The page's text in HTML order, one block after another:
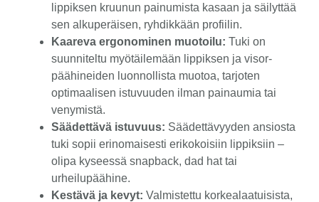
lippiksen kruunun painumista kasaan ja säilyttää
sen alkuperäisen, ryhdikkään profiilin.
Kaareva ergonominen muotoilu: Tuki on
suunniteltu myötäilemään lippiksen ja visor-
päähineiden luonnollista muotoa, tarjoten
optimaalisen istuvuuden ilman painaumia tai
venymistä.
Säädettävä istuvuus: Säädettävyyden ansiosta
tuki sopii erinomaisesti erikokoisiin lippiksiin –
olipa kyseessä snapback, dad hat tai
urheilupäähine.
Kestävä ja kevyt: Valmistettu korkealaatuisista,